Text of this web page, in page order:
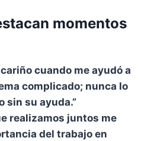
momentos
cuando me ayudó a
complicado; nunca lo
sin su ayuda.”
realizamos juntos me
del trabajo en